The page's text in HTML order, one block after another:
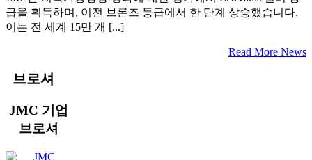
급을 획득하며, 이전 브론즈 등급에서 한 단계 상승했습니다.
이는 전 세계 15만 개 [...]
Read More News
브로셔
JMC 기업
브로셔